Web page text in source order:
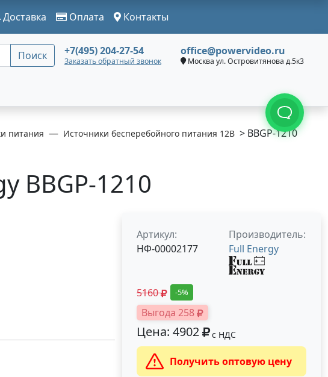
Доставка Оплата Контакты
Поиск +7(495) 204-27-54
Заказать обратный звонок
office@powervideo.ru
Москва ул. Островитянова д.5к3
питания Источники бесперебойного питания 12В > BBGP-1210
BBGP-1210
Артикул:
НФ-00002177
Производитель:
Full Energy
5160 -5%
Выгода 258
Цена: 4902 с НДС
Получить оптовую цену